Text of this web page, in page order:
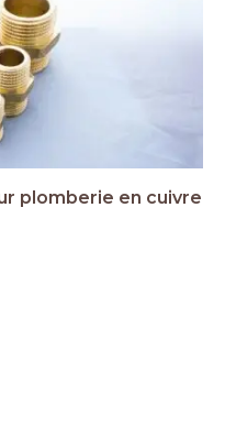
plomberie en cuivre